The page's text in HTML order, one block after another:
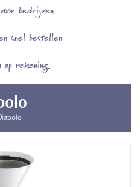
bedrijven
snel bestellen
op rekening